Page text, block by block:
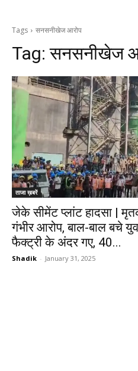
Tags सनसनीखेज आरोप
Tag:सनसनीखेज
ताजा ख़बरें
जेके सीमेंट प्लांट हादसा |
गंभीर आरोप, बाल-बाल बचे
फैक्ट्री के अंदर गए, 40...
Shadik - January 31, 2025